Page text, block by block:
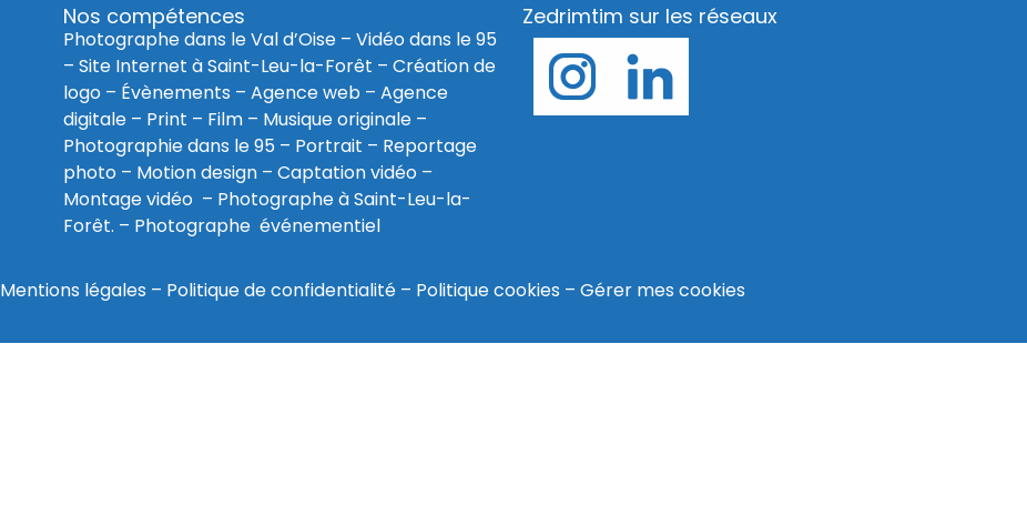
Nos compétences
Photographe dans le Val d’Oise –Vidéo dans le 95
–Site Internet à Saint-Leu-la-Forêt –Création de
logo – Évènements –Agence web –Agence
digitale – Print – Film – Musique originale –
Photographie dans le 95 – Portrait – Reportage
photo – Motion design – Captation vidéo –
Montage vidéo – Photographe à Saint-Leu-la-
Forêt. – Photographe événementiel
Zedrimtim sur les réseaux
Mentions légales – Politique de confidentialité– Politique cookies – Gérer mes cookies